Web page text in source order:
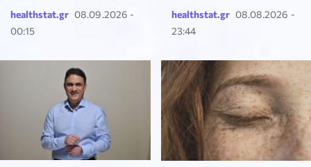
healthstat.gr 08.09.2026 -
00:15
healthstat.gr 08.08.2026 -
23:44